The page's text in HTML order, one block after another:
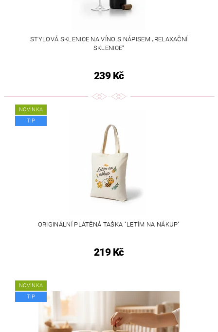
STYLOVÁ SKLENICE NA VÍNO S NÁPISEM „RELAXAČNÍ
SKLENICE“
239 Kč
NOVINKA
TIP
ORIGINÁLNÍ PLÁTĚNÁ TAŠKA "LETÍM NA NÁKUP"
219 Kč
NOVINKA
TIP